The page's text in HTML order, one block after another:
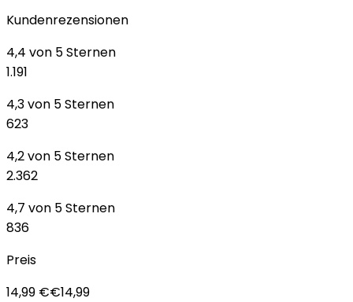
Kundenrezensionen
4,4 von 5 Sternen
1.191
4,3 von 5 Sternen
623
4,2 von 5 Sternen
2.362
4,7 von 5 Sternen
836
Preis
14,99 €€14,99